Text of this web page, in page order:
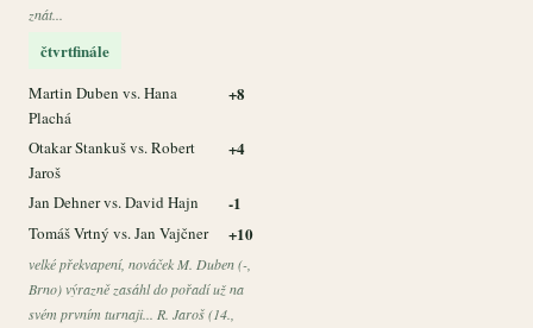
znát...
čtvrtfinále
Martin Duben vs. Hana
Plachá
+8
Otakar Stankuš vs. Robert
Jaroš
+4
Jan Dehner vs. David Hajn -1
Tomáš Vrtný vs. Jan Vajčner +10
velké překvapení, nováček M. Duben (-,
Brno) výrazně zasáhl do pořadí už na
svém prvním turnaji... R. Jaroš (14.,